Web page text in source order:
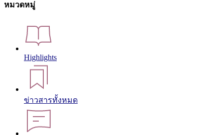
หมวดหมู่
Highlights
ข่าวสารทั้งหมด